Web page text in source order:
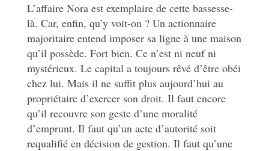
L’affaire Nora est exemplaire de cette bassesse-
là. Car, enfin, qu’y voit-on ? Un actionnaire
majoritaire entend imposer sa ligne à une maison
qu’il possède. Fort bien. Ce n’est ni neuf ni
mystérieux. Le capital a toujours rêvé d’être obéi
chez lui. Mais il ne suffit plus aujourd’hui au
propriétaire d’exercer son droit. Il faut encore
qu’il recouvre son geste d’une moralité
d’emprunt. Il faut qu’un acte d’autorité soit
requalifié en décision de gestion. Il faut qu’une